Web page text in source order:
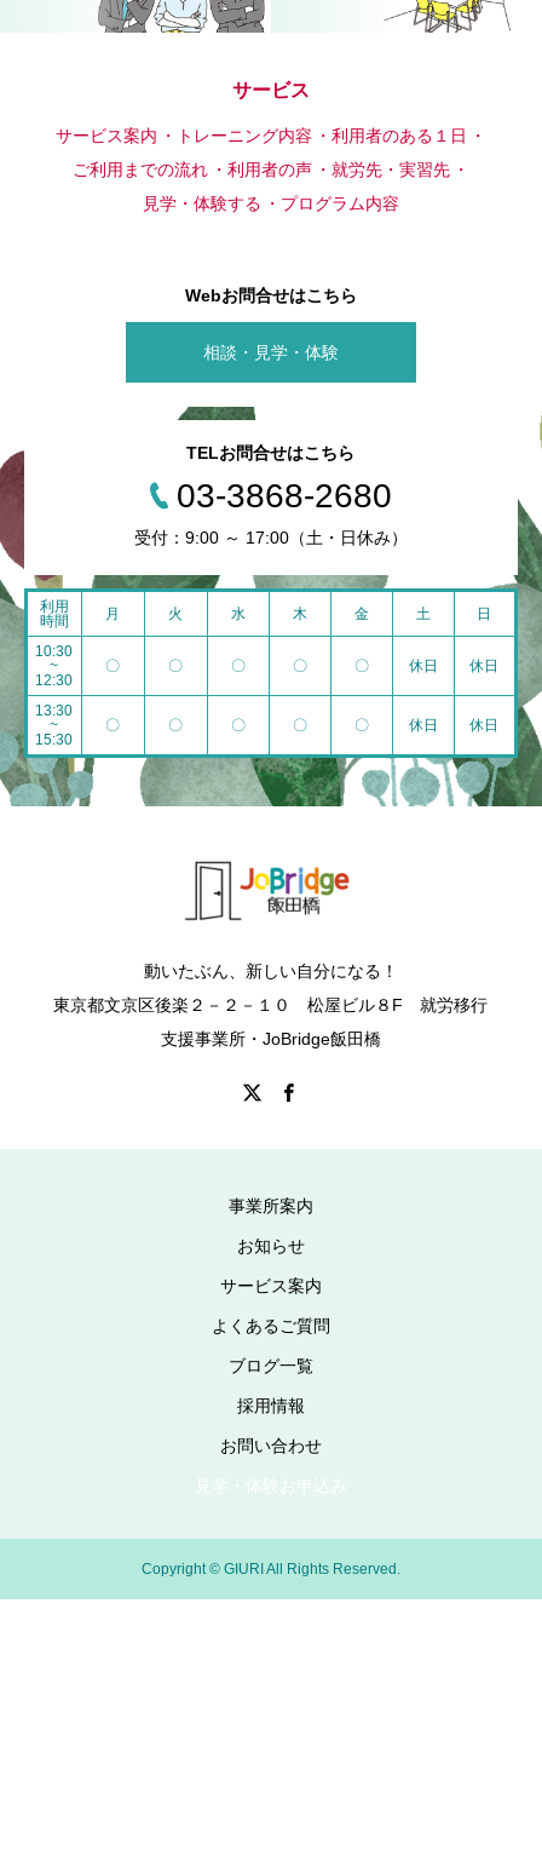
サービス
サービス案内 トレーニング内容
利用者のある１日
ご利用までの流れ
利用者の声
就労先・実習先
見学・体験する
プログラム内容
Webお問合せはこちら
相談・見学・体験
TELお問合せはこちら
03-3868-2680
受付：9:00 ～ 17:00（土・日休み）
利用
時間
月 火 水 木 金 土 日
10:30
~
12:30
〇 〇 〇 〇 〇 休日 休日
13:30
~
15:30
〇 〇 〇 〇 〇 休日 休日
動いたぶん、新しい自分になる！
東京都文京区後楽２－２－１０ 松屋ビル８F 就労移行
支援事業所・JoBridge飯田橋
事業所案内
お知らせ
サービス案内
よくあるご質問
ブログ一覧
採用情報
お問い合わせ
見学・体験お申込み
Copyright © GIURI All Rights Reserved.